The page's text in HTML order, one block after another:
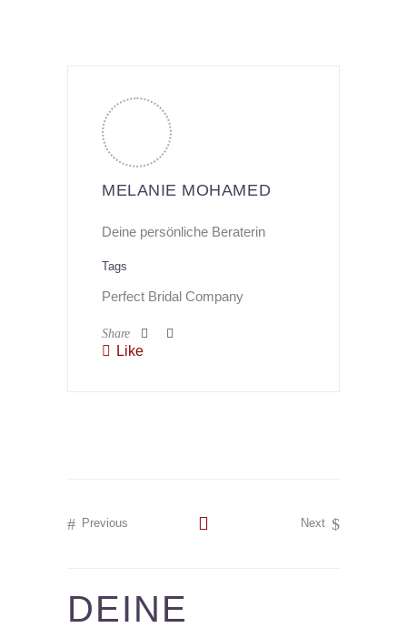
MELANIE MOHAMED
Deine persönliche Beraterin
Tags
Perfect Bridal Company
Share
Like
Previous Next
DEINE